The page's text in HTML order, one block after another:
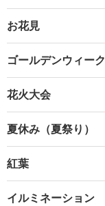
お花見
ゴールデンウィーク
花火大会
夏休み（夏祭り）
紅葉
イルミネーション